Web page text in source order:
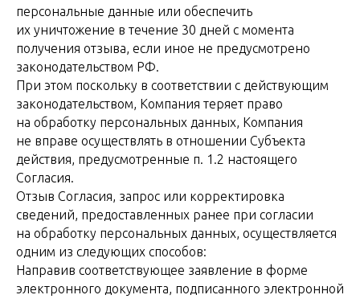
персональные данные или обеспечить
их уничтожение в течение 30 дней с момента
получения отзыва, если иное не предусмотрено
законодательством РФ.
При этом поскольку в соответствии с действующим
законодательством, Компания теряет право
на обработку персональных данных, Компания
не вправе осуществлять в отношении Субъекта
действия, предусмотренные п. 1.2 настоящего
Согласия.
Отзыв Согласия, запрос или корректировка
сведений, предоставленных ранее при согласии
на обработку персональных данных, осуществляется
одним из следующих способов:
Направив соответствующее заявление в форме
электронного документа, подписанного электронной